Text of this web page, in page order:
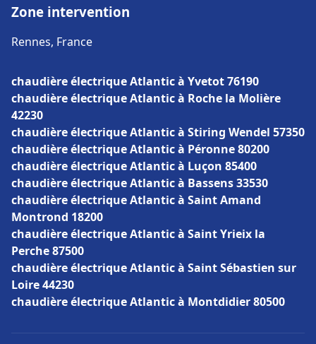
Zone intervention
Rennes, France
chaudière électrique Atlantic à Yvetot 76190
chaudière électrique Atlantic à Roche la Molière
42230
chaudière électrique Atlantic à Stiring Wendel 57350
chaudière électrique Atlantic à Péronne 80200
chaudière électrique Atlantic à Luçon 85400
chaudière électrique Atlantic à Bassens 33530
chaudière électrique Atlantic à Saint Amand
Montrond 18200
chaudière électrique Atlantic à Saint Yrieix la
Perche 87500
chaudière électrique Atlantic à Saint Sébastien sur
Loire 44230
chaudière électrique Atlantic à Montdidier 80500